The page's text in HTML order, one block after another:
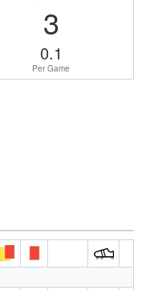
3
0.1
Per Game